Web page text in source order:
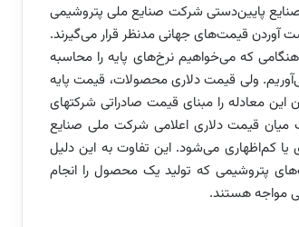
پایین‌دستی شرکت صنایع ملی پتروشیمی
قیمت‌های جهانی مدنظر قرار می‌گیرند.
که می‌خواهیم نرخ‌های پایه را محاسبه
در نرخ ارز و ضریب ۹۵ درصد به‌دست می‌آوریم. ولی قیمت دلاری محصولات، قیمت پایه
ارزشی در گمرک به شمار می‌رود. به این معنی که گمرک جمهوری اسلامی ایران این معادله را مبنای قیمت صادراتی شرکت‎های
میان قیمت دلاری اعلامی شرکت ملی صنایع
کم‌اظهاری می‌شود. این تفاوت به این دلیل
پتروشیمی که تولید یک محصول را انجام
مواجه هستند.